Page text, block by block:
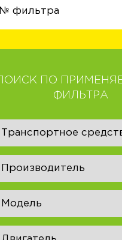
ПОИСК ПО
ФИЛЬТРА